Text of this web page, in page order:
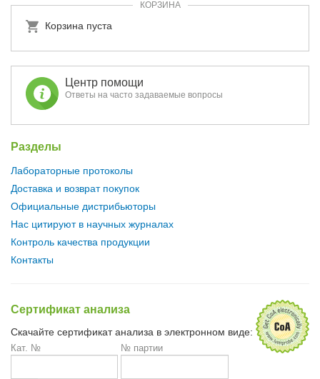
КОРЗИНА
Корзина пуста
Центр помощи
Ответы на часто задаваемые вопросы
Разделы
Лабораторные протоколы
Доставка и возврат покупок
Официальные дистрибьюторы
Нас цитируют в научных журналах
Контроль качества продукции
Контакты
Сертификат анализа
Скачайте сертификат анализа в электронном виде:
Кат. № № партии